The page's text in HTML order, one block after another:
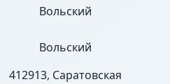
Вольский
Вольский
412913, Саратовская